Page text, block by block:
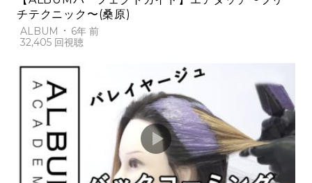
チテクニック〜(桑原)
ALBUM
6年 前
32,405